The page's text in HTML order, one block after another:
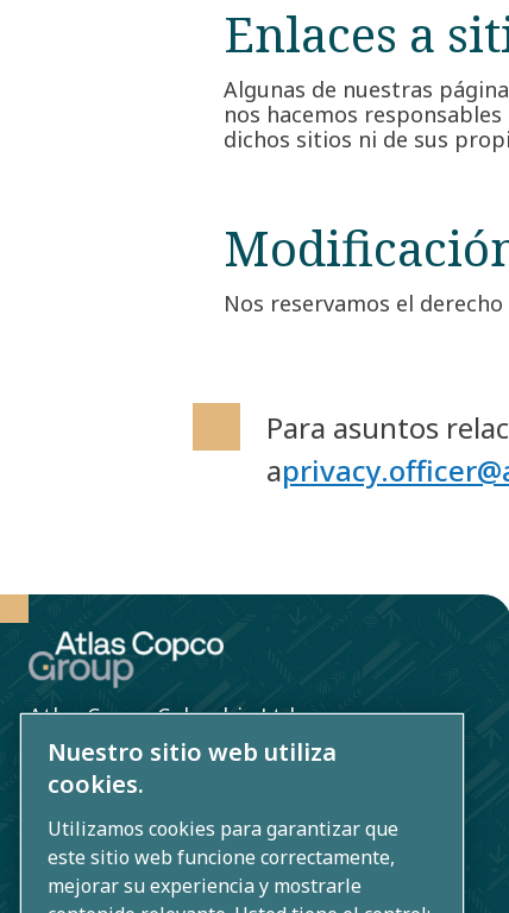
Enlaces a
Algunas de nuestras
nos hacemos
dichos sitios ni de sus
Nos reservamos el
Para asuntos
a
Atlas Copco Colombia Ltda
Finance Share Center Bogota
Connecta 26 G10. Cl26#92-32
Bogota - Colombia
Contacto:
Nuestro sitio web utiliza
cookies.
Utilizamos cookies para garantizar que
este sitio web funcione correctamente,
mejorar su experiencia y mostrarle